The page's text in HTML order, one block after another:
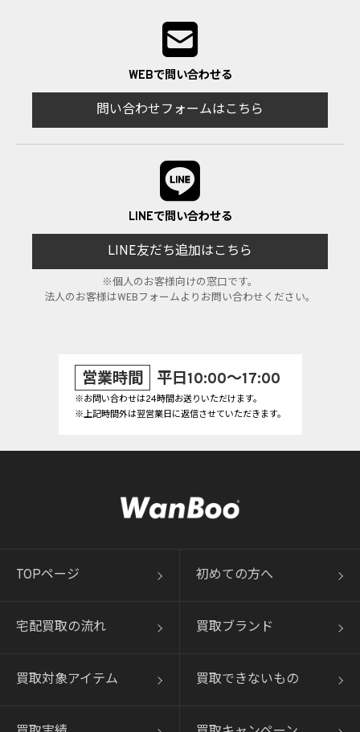
WEBで問い合わせる
問い合わせフォームはこちら
LINEで問い合わせる
LINE友だち追加はこちら
※個人のお客様向けの窓口です。
法人のお客様はWEBフォームよりお問い合わせください。
営業時間 平日10:00～17:00
※お問い合わせは24時間お送りいただけます。
※上記時間外は翌営業日に返信させていただきます。
TOPページ 初めての方へ
宅配買取の流れ 買取ブランド
買取対象アイテム 買取できないもの